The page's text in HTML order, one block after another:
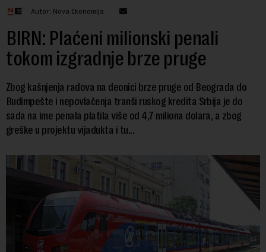
Autor: Nova Ekonomija
BIRN: Plaćeni milionski penali
tokom izgradnje brze pruge
Zbog kašnjenja radova na deonici brze pruge od Beograda do
Budimpešte i nepovlačenja tranši ruskog kredita Srbija je do
sada na ime penala platila više od 4,7 miliona dolara, a zbog
greške u projektu vijadukta i tu...